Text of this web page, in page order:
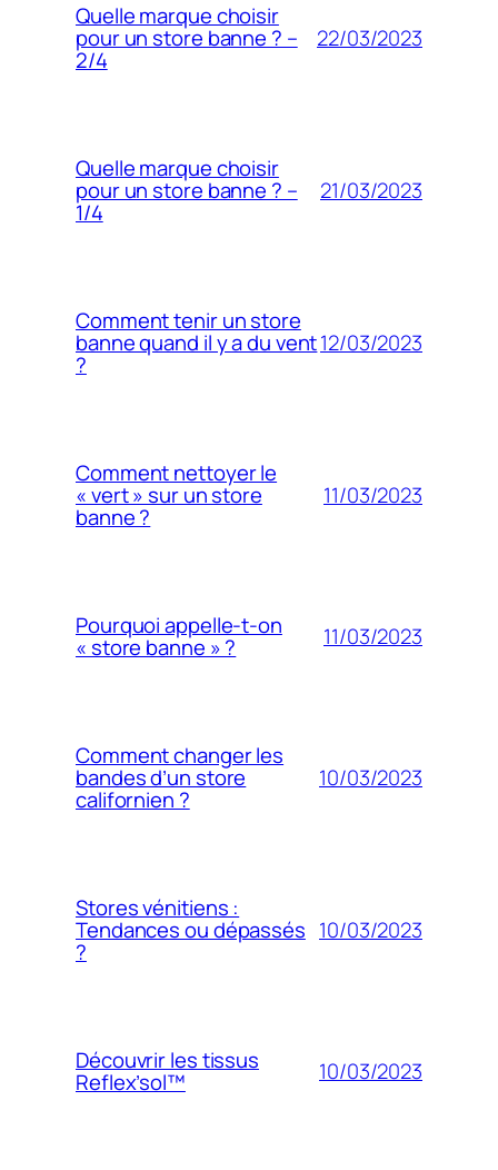
Quelle marque choisir
pour un store banne ? –
2/4
22/03/2023
Quelle marque choisir
pour un store banne ? –
1/4
21/03/2023
Comment tenir un store
banne quand il y a du vent
?
12/03/2023
Comment nettoyer le
« vert » sur un store
banne ?
11/03/2023
Pourquoi appelle-t-on
« store banne » ? 11/03/2023
Comment changer les
bandes d’un store
californien ?
10/03/2023
Stores vénitiens :
Tendances ou dépassés
?
10/03/2023
Découvrir les tissus
Reflex’sol™ 10/03/2023